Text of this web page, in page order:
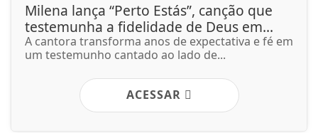
Milena lança “Perto Estás”, canção que
testemunha a fidelidade de Deus em...
A cantora transforma anos de expectativa e fé em
um testemunho cantado ao lado de...
ACESSAR